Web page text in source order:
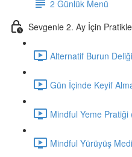
2 Günlük Menü
Sevgenle 2. Ay İçin
Alternatif Burun
Gün İçinde Keyif
Mindful Yeme Pratiği
Mindful Yürüyüş